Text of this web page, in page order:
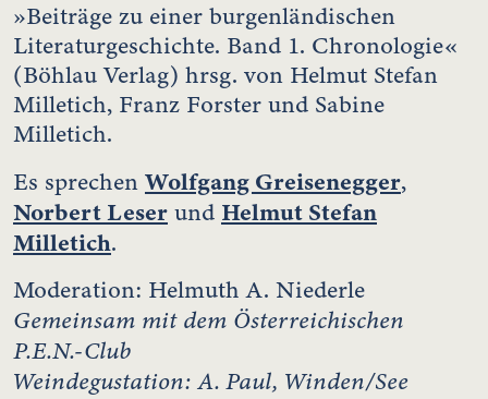
»Beiträge zu einer burgenländischen
Literaturgeschichte. Band 1. Chronologie«
(Böhlau Verlag) hrsg. von Helmut Stefan
Milletich, Franz Forster und Sabine
Milletich.
Es sprechen Wolfgang Greisenegger,
Norbert Leser und Helmut Stefan
Milletich.
Moderation: Helmuth A. Niederle
Gemeinsam mit dem Österreichischen
P.E.N.-Club
Weindegustation: A. Paul, Winden/See